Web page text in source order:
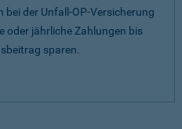
der Unfall-OP-Versicherung
oder jährliche Zahlungen bis
sparen.